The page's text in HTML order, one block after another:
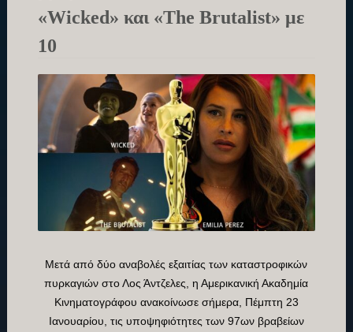
«Wicked» και «The Brutalist» με
10
Μετά από δύο αναβολές εξαιτίας των καταστροφικών
πυρκαγιών στο Λος Άντζελες, η Αμερικανική Ακαδημία
Κινηματογράφου ανακοίνωσε σήμερα, Πέμπτη 23
Ιανουαρίου, τις υποψηφιότητες των 97ων βραβείων